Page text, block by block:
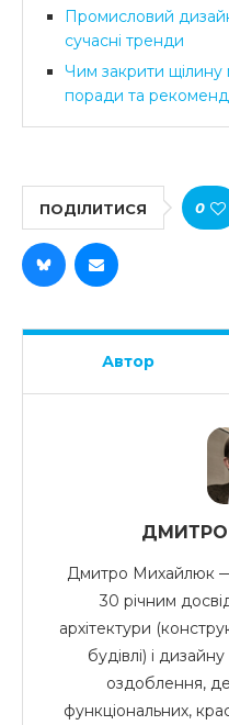
Промисловий
сучасні тренди
Чим закрити щілину
поради та
ПОДІЛИТИСЯ 0
Автор
Дмитро Михайлюк
30 річним
архітектури
будівлі) і
оздоблення,
функціональних,